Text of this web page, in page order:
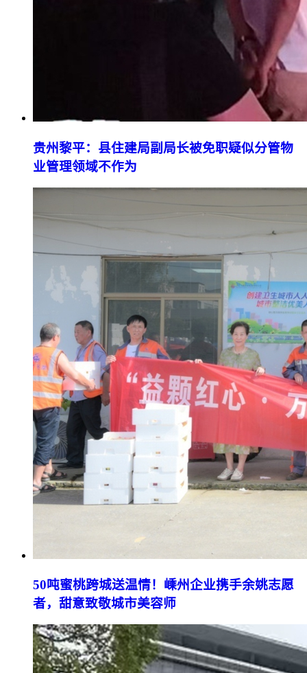
贵州黎平：县住建局副局长被免职疑似分管物
业管理领域不作为
50吨蜜桃跨城送温情！嵊州企业携手余姚志愿
者，甜意致敬城市美容师